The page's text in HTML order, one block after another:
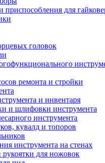
приспособления для
головок
ремонта и стройки
и инвентаря
и шлифовки инструмента
инструмента
кувалд и топоров
инструмента на стенах
для ножовок